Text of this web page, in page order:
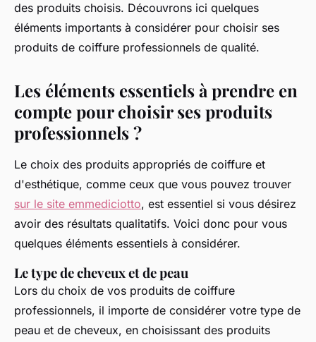
des produits choisis. Découvrons ici quelques
éléments importants à considérer pour choisir ses
produits de coiffure professionnels de qualité.
Les éléments essentiels à prendre en
compte pour choisir ses produits
professionnels ?
Le choix des produits appropriés de coiffure et
d'esthétique, comme ceux que vous pouvez trouver
sur le site emmediciotto, est essentiel si vous désirez
avoir des résultats qualitatifs. Voici donc pour vous
quelques éléments essentiels à considérer.
Le type de cheveux et de peau
Lors du choix de vos produits de coiffure
professionnels, il importe de considérer votre type de
peau et de cheveux, en choisissant des produits